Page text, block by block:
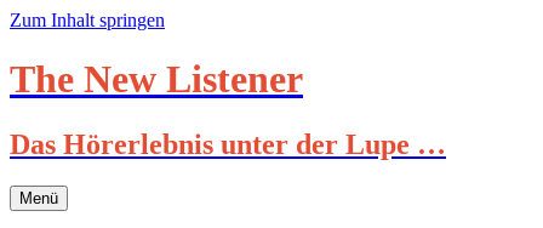
Zum Inhalt springen
The New Listener
Das Hörerlebnis unter der Lupe …
Menü